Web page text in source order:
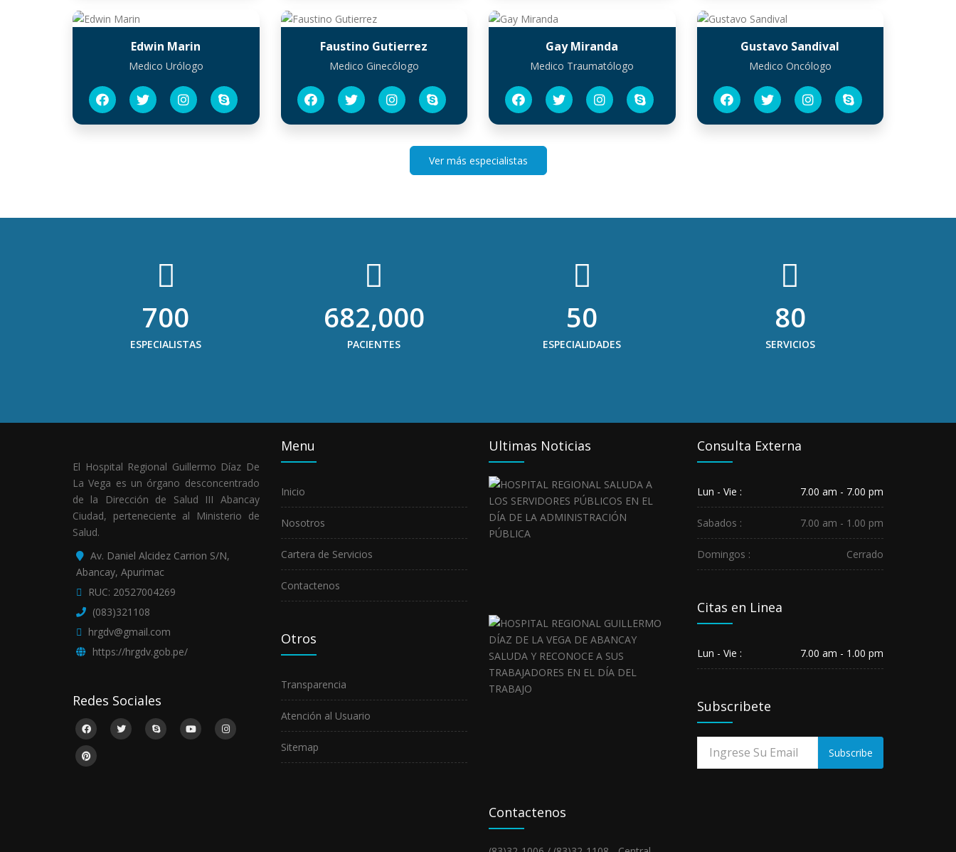
Edwin Marin
Medico Urólogo
Faustino Gutierrez
Medico Ginecólogo
Gay Miranda
Medico Traumatólogo
Gustavo Sandival
Medico Oncólogo
Ver más especialistas
700
ESPECIALISTAS
682,000
PACIENTES
50
ESPECIALIDADES
80
SERVICIOS
El Hospital Regional Guillermo Díaz De
La Vega es un órgano desconcentrado
de la Dirección de Salud III Abancay
Ciudad, perteneciente al Ministerio de
Salud.
Av. Daniel Alcidez Carrion S/N,
Abancay, Apurimac
RUC: 20527004269
(083)321108
hrgdv@gmail.com
https://hrgdv.gob.pe/
Redes Sociales
Menu
Inicio
Nosotros
Cartera de Servicios
Contactenos
Otros
Transparencia
Atención al Usuario
Sitemap
Ultimas Noticias
REGIONAL
SALUDA
SERVIDORES...
HOSPITAL
GUILLERMO
VEGA
Contactenos
Consulta Externa
Lun - Vie : 7.00 am - 7.00 pm
Sabados : 7.00 am - 1.00 pm
Domingos : Cerrado
Citas en Linea
Lun - Vie : 7.00 am - 1.00 pm
Subscribete
Subscribe